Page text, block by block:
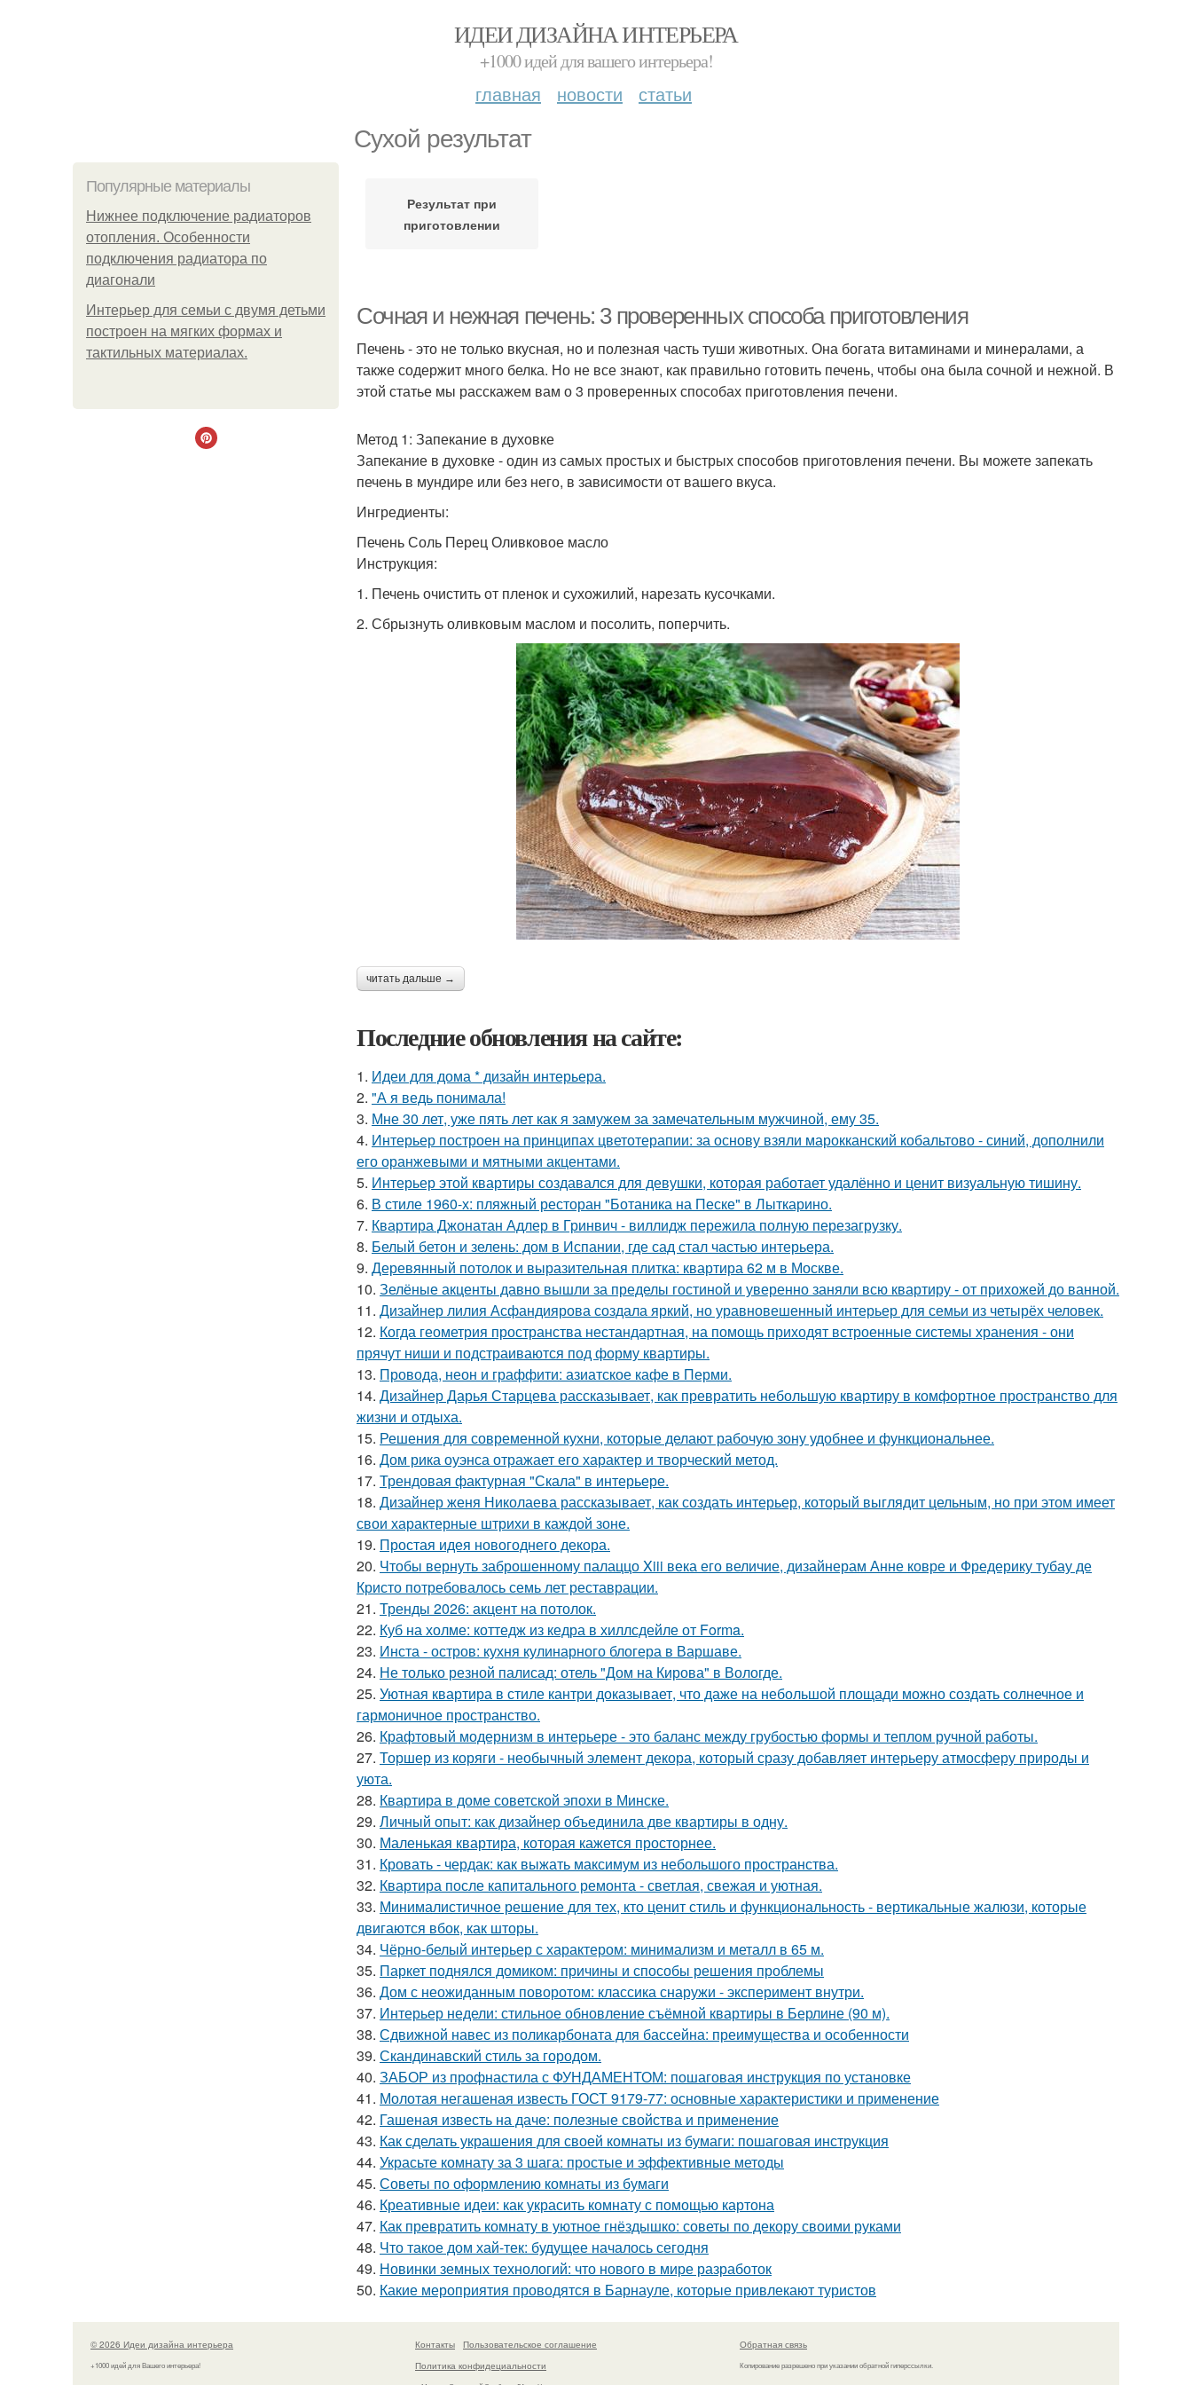
ИДЕИ ДИЗАЙНА ИНТЕРЬЕРА
+1000 идей для вашего интерьера!
главная новости статьи
Сухой результат
Популярные материалы
Нижнее подключение радиаторов
отопления. Особенности
подключения радиатора по
диагонали
Интерьер для семьи с двумя детьми
построен на мягких формах и
тактильных материалах.
Результат при
приготовлении
Сочная и нежная печень: 3 проверенных способа приготовления
Печень - это не только вкусная, но и полезная часть туши животных. Она богата витаминами и минералами, а
также содержит много белка. Но не все знают, как правильно готовить печень, чтобы она была сочной и нежной. В
этой статье мы расскажем вам о 3 проверенных способах приготовления печени.
Метод 1: Запекание в духовке
Запекание в духовке - один из самых простых и быстрых способов приготовления печени. Вы можете запекать
печень в мундире или без него, в зависимости от вашего вкуса.
Ингредиенты:
Печень Соль Перец Оливковое масло
Инструкция:
1. Печень очистить от пленок и сухожилий, нарезать кусочками.
2. Сбрызнуть оливковым маслом и посолить, поперчить.
читать дальше →
Последние обновления на сайте:
1. Идеи для дома * дизайн интерьера.
2. "А я ведь понимала!
3. Мне 30 лет, уже пять лет как я замужем за замечательным мужчиной, ему 35.
4. Интерьер построен на принципах цветотерапии: за основу взяли марокканский кобальтово - синий, дополнили
его оранжевыми и мятными акцентами.
5. Интерьер этой квартиры создавался для девушки, которая работает удалённо и ценит визуальную тишину.
6. В стиле 1960-х: пляжный ресторан "Ботаника на Песке" в Лыткарино.
7. Квартира Джонатан Адлер в Гринвич - виллидж пережила полную перезагрузку.
8. Белый бетон и зелень: дом в Испании, где сад стал частью интерьера.
9. Деревянный потолок и выразительная плитка: квартира 62 м в Москве.
10. Зелёные акценты давно вышли за пределы гостиной и уверенно заняли всю квартиру - от прихожей до ванной.
11. Дизайнер лилия Асфандиярова создала яркий, но уравновешенный интерьер для семьи из четырёх человек.
12. Когда геометрия пространства нестандартная, на помощь приходят встроенные системы хранения - они
прячут ниши и подстраиваются под форму квартиры.
13. Провода, неон и граффити: азиатское кафе в Перми.
14. Дизайнер Дарья Старцева рассказывает, как превратить небольшую квартиру в комфортное пространство для
жизни и отдыха.
15. Решения для современной кухни, которые делают рабочую зону удобнее и функциональнее.
16. Дом рика оуэнса отражает его характер и творческий метод.
17. Трендовая фактурная "Скала" в интерьере.
18. Дизайнер женя Николаева рассказывает, как создать интерьер, который выглядит цельным, но при этом имеет
свои характерные штрихи в каждой зоне.
19. Простая идея новогоднего декора.
20. Чтобы вернуть заброшенному палаццо Xiii века его величие, дизайнерам Анне ковре и Фредерику тубау де
Кристо потребовалось семь лет реставрации.
21. Тренды 2026: акцент на потолок.
22. Куб на холме: коттедж из кедра в хиллсдейле от Forma.
23. Инста - остров: кухня кулинарного блогера в Варшаве.
24. Не только резной палисад: отель "Дом на Кирова" в Вологде.
25. Уютная квартира в стиле кантри доказывает, что даже на небольшой площади можно создать солнечное и
гармоничное пространство.
26. Крафтовый модернизм в интерьере - это баланс между грубостью формы и теплом ручной работы.
27. Торшер из коряги - необычный элемент декора, который сразу добавляет интерьеру атмосферу природы и
уюта.
28. Квартира в доме советской эпохи в Минске.
29. Личный опыт: как дизайнер объединила две квартиры в одну.
30. Маленькая квартира, которая кажется просторнее.
31. Кровать - чердак: как выжать максимум из небольшого пространства.
32. Квартира после капитального ремонта - светлая, свежая и уютная.
33. Минималистичное решение для тех, кто ценит стиль и функциональность - вертикальные жалюзи, которые
двигаются вбок, как шторы.
34. Чёрно-белый интерьер с характером: минимализм и металл в 65 м.
35. Паркет поднялся домиком: причины и способы решения проблемы
36. Дом с неожиданным поворотом: классика снаружи - эксперимент внутри.
37. Интерьер недели: стильное обновление съёмной квартиры в Берлине (90 м).
38. Сдвижной навес из поликарбоната для бассейна: преимущества и особенности
39. Скандинавский стиль за городом.
40. ЗАБОР из профнастила с ФУНДАМЕНТОМ: пошаговая инструкция по установке
41. Молотая негашеная известь ГОСТ 9179-77: основные характеристики и применение
42. Гашеная известь на даче: полезные свойства и применение
43. Как сделать украшения для своей комнаты из бумаги: пошаговая инструкция
44. Украсьте комнату за 3 шага: простые и эффективные методы
45. Советы по оформлению комнаты из бумаги
46. Креативные идеи: как украсить комнату с помощью картона
47. Как превратить комнату в уютное гнёздышко: советы по декору своими руками
48. Что такое дом хай-тек: будущее началось сегодня
49. Новинки земных технологий: что нового в мире разработок
50. Какие мероприятия проводятся в Барнауле, которые привлекают туристов
© 2026 Идеи дизайна интерьера
+1000 идей для Вашего интерьера!
Контакты
Пользовательское соглашение
Политика конфидециальности
Обратная связь
Копирование разрешено при указании обратной гиперссылки.